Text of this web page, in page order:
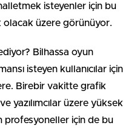
isteyenler için bu
olacak üzere görünüyor.
Bilhassa oyun
isteyen kullanıcılar için
Birebir vakitte grafik
yazılımcılar üzere yüksek
profesyoneller için de bu